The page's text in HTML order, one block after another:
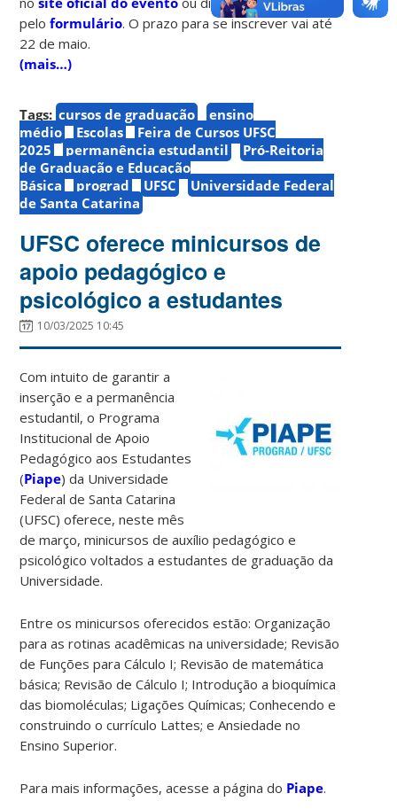
peloformulário. O prazo para se inscrever vai até
22 de maio.
(mais…)
Tags: cursos de graduação
ensino
médio
Escolas
Feira de Cursos UFSC
2025
permanência estudantil
Pró-Reitoria
de Graduação e Educação
Básica
prograd UFSC
Universidade Federal
de Santa Catarina
UFSC oferece minicursos de
apoio pedagógico e
psicológico a estudantes
10/03/2025 10:45
Com intuito de garantir a
inserção e a permanência
estudantil, o Programa
Institucional de Apoio
Pedagógico aos Estudantes
(Piape) da Universidade
Federal de Santa Catarina
(UFSC) oferece, neste mês
de março, minicursos de auxílio pedagógico e
psicológico voltados a estudantes de graduação da
Universidade.
Entre os minicursos oferecidos estão: Organização
para as rotinas acadêmicas na universidade; Revisão
de Funções para Cálculo I; Revisão de matemática
básica; Revisão de Cálculo I; Introdução a bioquímica
das biomoléculas; Ligações Químicas; Conhecendo e
construindo o currículo Lattes; e Ansiedade no
Ensino Superior.
Para mais informações, acesse a página do Piape.